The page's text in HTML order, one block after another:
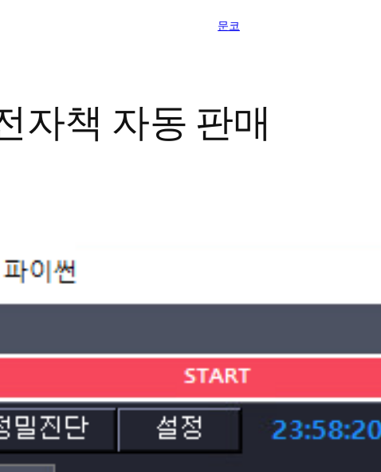
문코
자책 자동 판매